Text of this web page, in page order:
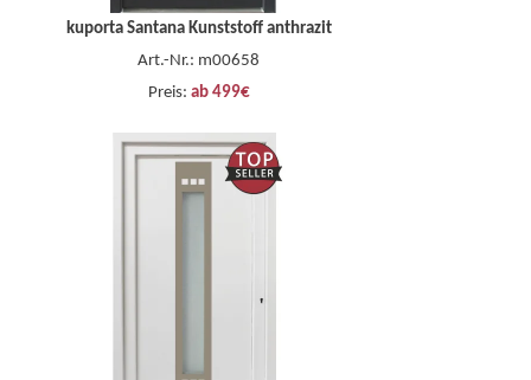
kuporta Santana Kunststoff anthrazit
Art.-Nr.: m00658
Preis: ab 499€